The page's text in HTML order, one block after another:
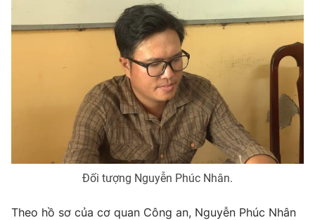
Phim VTV
Giải sao mai
Giải trí
Đời sống
Chất lượng cuộc sống
Học trực tuyến
Công nghệ
Hitech Công nghệ tương lai
Sản phẩm
Giao lưu trực tuyến
Đối tượng Nguyễn Phúc Nhân.
Theo hồ sơ của cơ quan Công an, Nguyễn Phúc Nhân